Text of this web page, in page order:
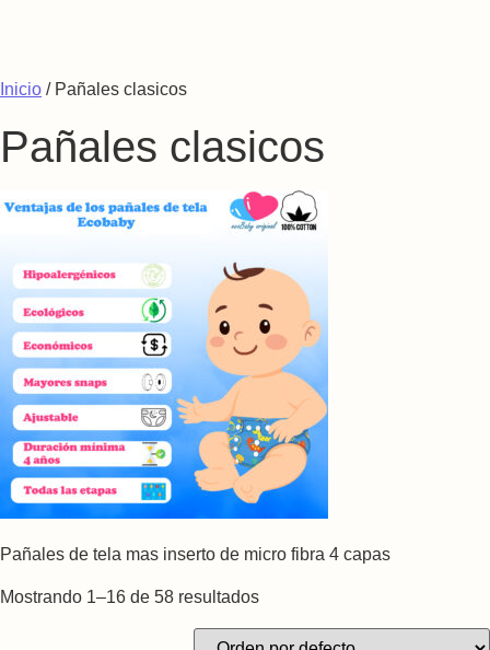
Inicio / Pañales clasicos
Pañales clasicos
Pañales de tela mas inserto de micro fibra 4 capas
Mostrando 1–16 de 58 resultados